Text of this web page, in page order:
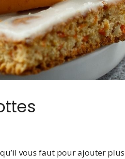
vous faut pour ajouter plus